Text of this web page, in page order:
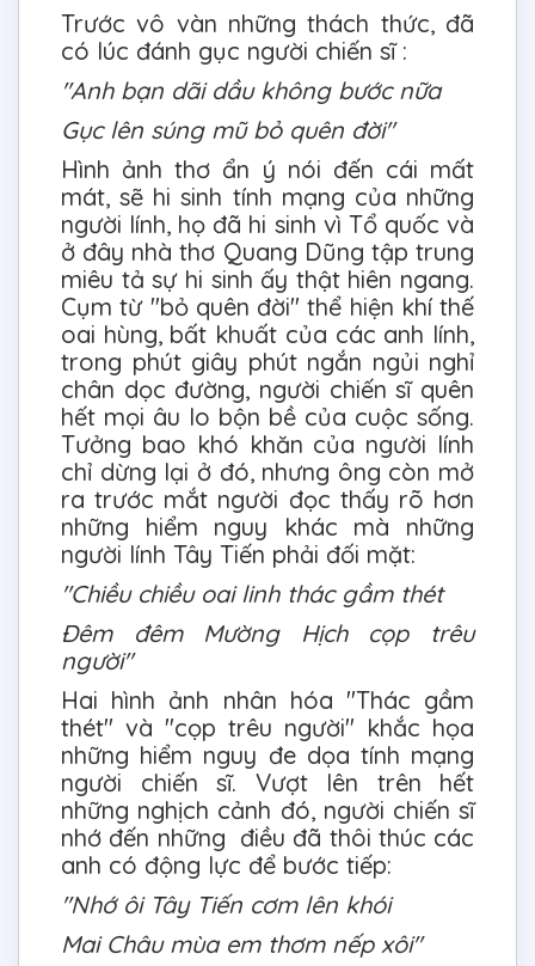
Trước vô vàn những thách thức, đã
có lúc đánh gục người chiến sĩ :
"Anh bạn dãi dầu không bước nữa
Gục lên súng mũ bỏ quên đời"
Hình ảnh thơ ẩn ý nói đến cái mất
mát, sẽ hi sinh tính mạng của những
người lính, họ đã hi sinh vì Tổ quốc và
ở đây nhà thơ Quang Dũng tập trung
miêu tả sự hi sinh ấy thật hiên ngang.
Cụm từ "bỏ quên đời" thể hiện khí thế
oai hùng, bất khuất của các anh lính,
trong phút giây phút ngắn ngủi nghỉ
chân dọc đường, người chiến sĩ quên
hết mọi âu lo bộn bề của cuộc sống.
Tưởng bao khó khăn của người lính
chỉ dừng lại ở đó, nhưng ông còn mở
ra trước mắt người đọc thấy rõ hơn
những hiểm nguy khác mà những
người lính Tây Tiến phải đối mặt:
"Chiều chiều oai linh thác gầm thét
Đêm đêm Mường Hịch cọp trêu
người"
Hai hình ảnh nhân hóa "Thác gầm
thét" và "cọp trêu người" khắc họa
những hiểm nguy đe dọa tính mạng
người chiến sĩ. Vượt lên trên hết
những nghịch cảnh đó, người chiến sĩ
nhớ đến những điều đã thôi thúc các
anh có động lực để bước tiếp:
"Nhớ ôi Tây Tiến cơm lên khói
Mai Châu mùa em thơm nếp xôi"